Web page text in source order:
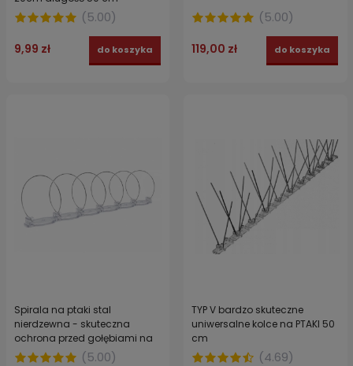
(5.00)
9,99 zł do koszyka
(5.00)
119,00 zł do koszyka
Spirala na ptaki stal
nierdzewna - skuteczna
ochrona przed gołębiami na
balkonie i parapecie JACOPIC
(5.00)
TYP V bardzo skuteczne
uniwersalne kolce na PTAKI 50
cm
(4.69)